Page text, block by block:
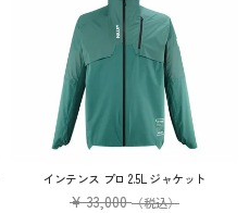
インテンス プロ 2.5L ジャケット
¥ 33,000 （税込）